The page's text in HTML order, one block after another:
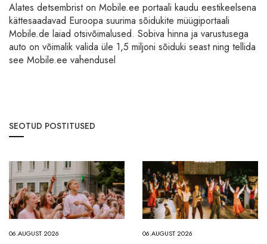
Alates detsembrist on Mobile.ee portaali kaudu eestikeelsena
kättesaadavad Euroopa suurima sõidukite müügiportaali
Mobile.de laiad otsivõimalused. Sobiva hinna ja varustusega
auto on võimalik valida üle 1,5 miljoni sõiduki seast ning tellida
see Mobile.ee vahendusel
SEOTUD POSTITUSED
06.AUGUST 2026 06.AUGUST 2026